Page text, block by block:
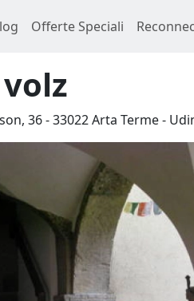
Offerte Speciali
36-33022Arta Terme-